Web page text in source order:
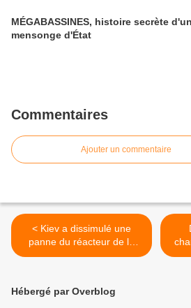
MÉGABASSINES, histoire secrète d'un
mensonge d'État
Commentaires
Ajouter un commentaire
< Kiev a dissimulé une
panne du réacteur de la
centrale nucléaire d’Ukraine
Hébergé par Overblog